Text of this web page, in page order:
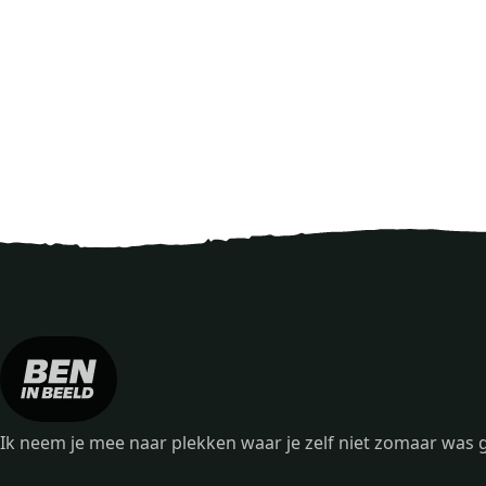
Ik neem je mee naar plekken waar je zelf niet zomaar was